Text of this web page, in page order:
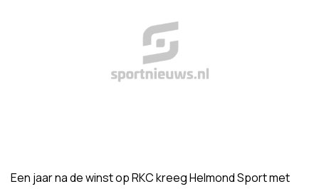
Een jaar na de winst op RKC kreeg Helmond Sport met